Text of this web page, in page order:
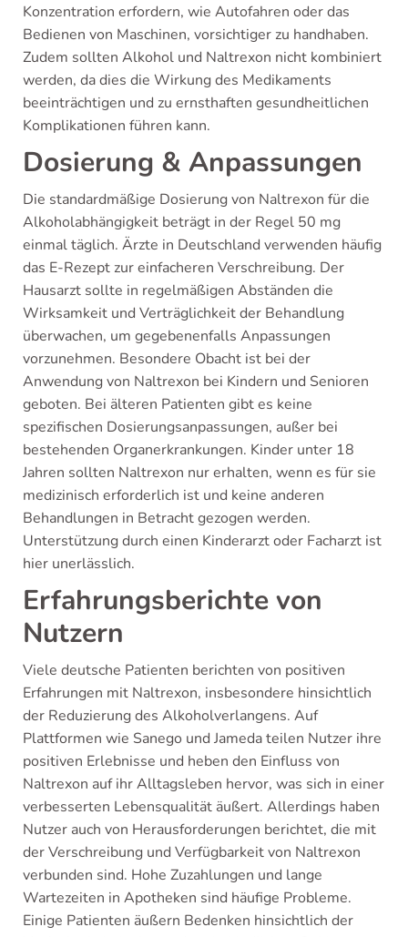
Konzentration erfordern, wie Autofahren oder das
Bedienen von Maschinen, vorsichtiger zu handhaben.
Zudem sollten Alkohol und Naltrexon nicht kombiniert
werden, da dies die Wirkung des Medikaments
beeinträchtigen und zu ernsthaften gesundheitlichen
Komplikationen führen kann.
Dosierung & Anpassungen
Die standardmäßige Dosierung von Naltrexon für die
Alkoholabhängigkeit beträgt in der Regel 50 mg
einmal täglich. Ärzte in Deutschland verwenden häufig
das E-Rezept zur einfacheren Verschreibung. Der
Hausarzt sollte in regelmäßigen Abständen die
Wirksamkeit und Verträglichkeit der Behandlung
überwachen, um gegebenenfalls Anpassungen
vorzunehmen. Besondere Obacht ist bei der
Anwendung von Naltrexon bei Kindern und Senioren
geboten. Bei älteren Patienten gibt es keine
spezifischen Dosierungsanpassungen, außer bei
bestehenden Organerkrankungen. Kinder unter 18
Jahren sollten Naltrexon nur erhalten, wenn es für sie
medizinisch erforderlich ist und keine anderen
Behandlungen in Betracht gezogen werden.
Unterstützung durch einen Kinderarzt oder Facharzt ist
hier unerlässlich.
Erfahrungsberichte von
Nutzern
Viele deutsche Patienten berichten von positiven
Erfahrungen mit Naltrexon, insbesondere hinsichtlich
der Reduzierung des Alkoholverlangens. Auf
Plattformen wie Sanego und Jameda teilen Nutzer ihre
positiven Erlebnisse und heben den Einfluss von
Naltrexon auf ihr Alltagsleben hervor, was sich in einer
verbesserten Lebensqualität äußert. Allerdings haben
Nutzer auch von Herausforderungen berichtet, die mit
der Verschreibung und Verfügbarkeit von Naltrexon
verbunden sind. Hohe Zuzahlungen und lange
Wartezeiten in Apotheken sind häufige Probleme.
Einige Patienten äußern Bedenken hinsichtlich der